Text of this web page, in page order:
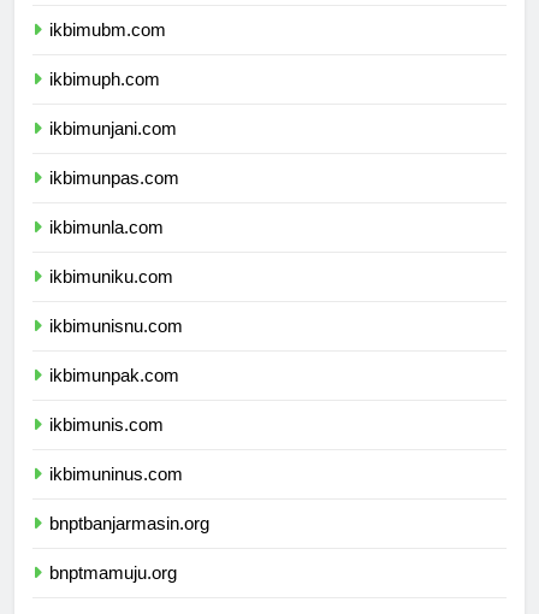
ikbimubm.com
ikbimuph.com
ikbimunjani.com
ikbimunpas.com
ikbimunla.com
ikbimuniku.com
ikbimunisnu.com
ikbimunpak.com
ikbimunis.com
ikbimuninus.com
bnptbanjarmasin.org
bnptmamuju.org